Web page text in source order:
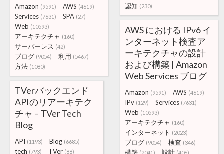
認知 (230)
Amazon (9591) AWS (4619)
Services (7631) SPA (27)
Web (10593)
アーキテクチャ (160)
サーバーレス (42)
ブログ (9054) 利用 (5467)
方法 (1080)
AWS における IPv6 イ
ンターネット検査ア
ーキテクチャの設計
および構築 | Amazon
Web Services ブログ
Amazon (9591) AWS (4619)
IPv (129) Services (7631)
Web (10593)
アーキテクチャ (160)
インターネット (2023)
ブログ (9054) 検査 (346)
TVerバックエンド
APIのリアーキテク
チャ – TVer Tech
Blog
API (1193) Blog (6685)
tech (793) TVer (88)